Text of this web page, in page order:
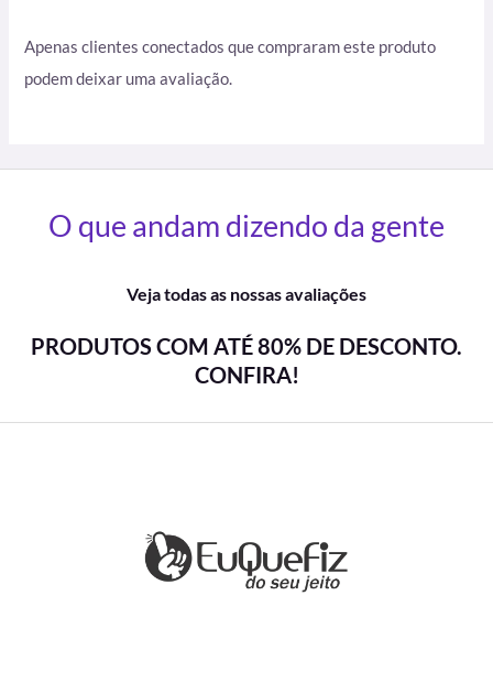
Apenas clientes conectados que compraram este produto
podem deixar uma avaliação.
O que andam dizendo da gente
Veja todas as nossas avaliações
PRODUTOS COM ATÉ 80% DE DESCONTO.
CONFIRA!